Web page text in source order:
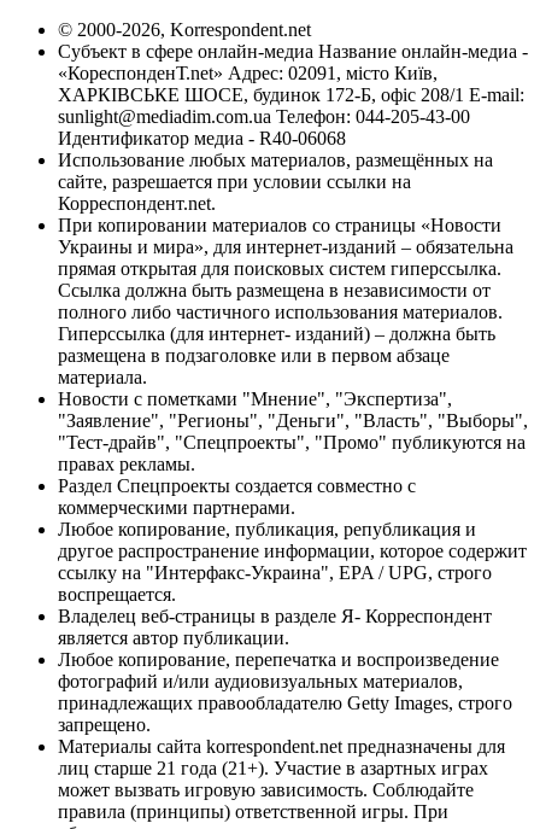
© 2000-2026, Korrespondent.net
Субъект в сфере онлайн-медиа Название онлайн-медиа -
«КореспонденТ.net» Адрес: 02091, місто Київ,
ХАРКІВСЬКЕ ШОСЕ, будинок 172-Б, офіс 208/1 E-mail:
sunlight@mediadim.com.ua Телефон: 044-205-43-00
Идентификатор медиа - R40-06068
Использование любых материалов, размещённых на
сайте, разрешается при условии ссылки на
Корреспондент.net.
При копировании материалов со страницы «Новости
Украины и мира», для интернет-изданий – обязательна
прямая открытая для поисковых систем гиперссылка.
Ссылка должна быть размещена в независимости от
полного либо частичного использования материалов.
Гиперссылка (для интернет- изданий) – должна быть
размещена в подзаголовке или в первом абзаце
материала.
Новости с пометками "Мнение", "Экспертиза",
"Заявление", "Регионы", "Деньги", "Власть", "Выборы",
"Тест-драйв", "Спецпроекты", "Промо" публикуются на
правах рекламы.
Раздел Спецпроекты создается совместно с
коммерческими партнерами.
Любое копирование, публикация, републикация и
другое распространение информации, которое содержит
ссылку на "Интерфакс-Украина", EPA / UPG, строго
воспрещается.
Владелец веб-страницы в разделе Я- Корреспондент
является автор публикации.
Любое копирование, перепечатка и воспроизведение
фотографий и/или аудиовизуальных материалов,
принадлежащих правообладателю Getty Images, строго
запрещено.
Материалы сайта korrespondent.net предназначены для
лиц старше 21 года (21+). Участие в азартных играх
может вызвать игровую зависимость. Соблюдайте
правила (принципы) ответственной игры. При